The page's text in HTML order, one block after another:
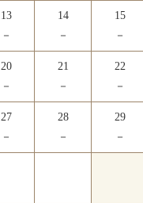
13
－
14
－
15
－
20
－
21
－
22
－
27
－
28
－
29
－